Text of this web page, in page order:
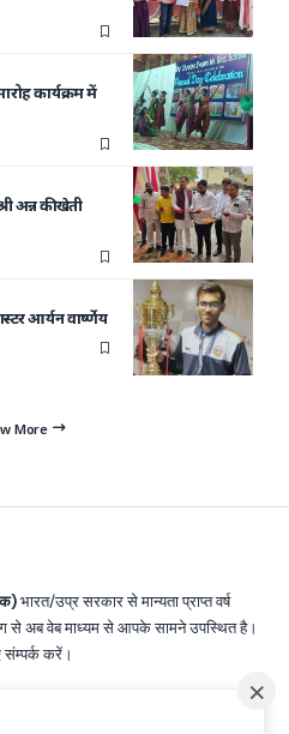
कार्यक्रम में
अन्न की खेती
आर्यन वार्ष्णेय
More
भारत/उप्र सरकार से मान्यता प्राप्त वर्ष
अब वेब माध्यम से आपके सामने उपस्थित है।
संम्पर्क करें।